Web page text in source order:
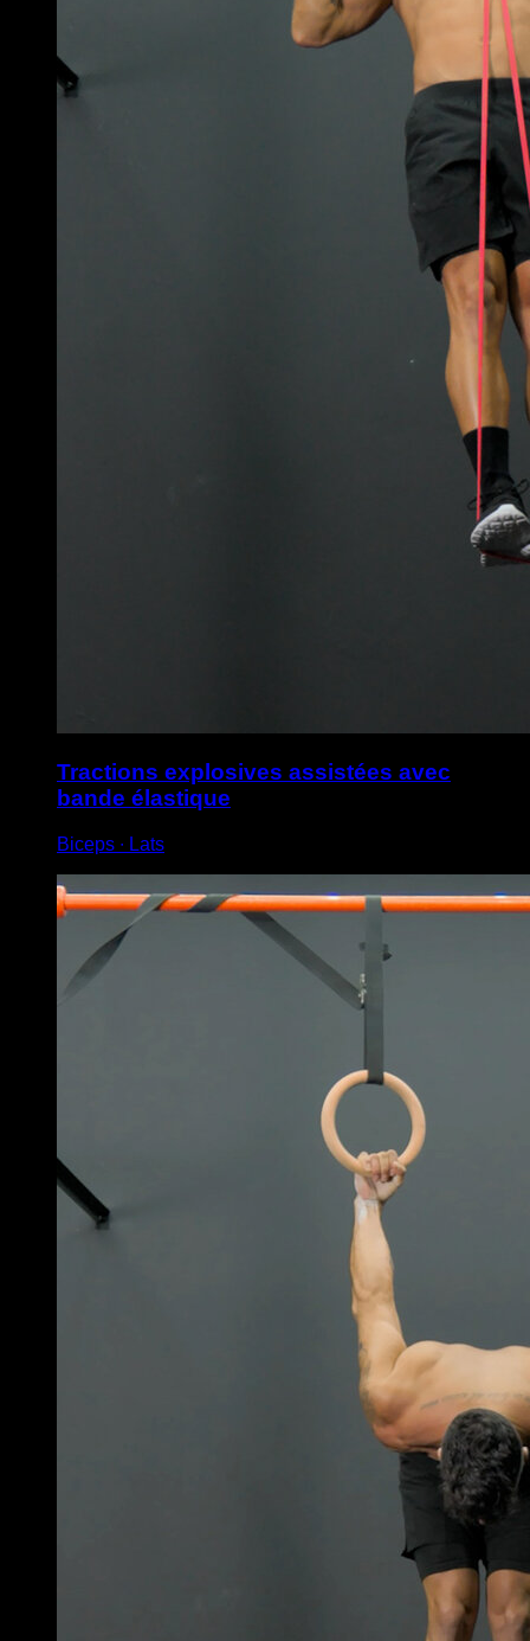
Tractions explosives assistées avec
bande élastique
Biceps ∙ Lats